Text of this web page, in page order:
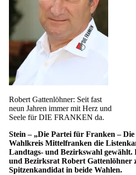
Robert Gattenlöhner: Seit fast
neun Jahren immer mit Herz und
Seele für DIE FRANKEN da.
Stein – „Die Partei für Franken –
Wahlkreis Mittelfranken die
Landtags- und Bezirkswahl gewählt.
und Bezirksrat Robert Gattenlöhner
Spitzenkandidat in beide Wahlen.